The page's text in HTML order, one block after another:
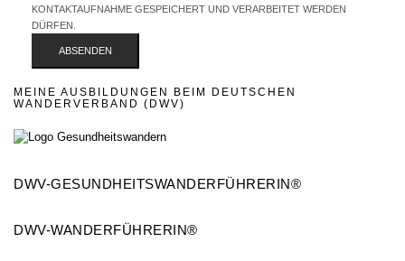
KONTAKTAUFNAHME GESPEICHERT UND VERARBEITET WERDEN
DÜRFEN.
MEINE AUSBILDUNGEN BEIM DEUTSCHEN
WANDERVERBAND (DWV)
DWV-GESUNDHEITSWANDERFÜHRERIN®
DWV-WANDERFÜHRERIN®